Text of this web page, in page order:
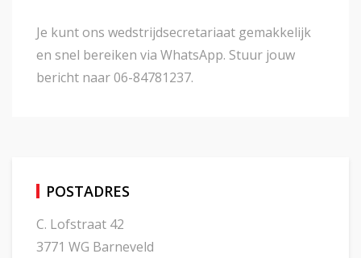
Je kunt ons wedstrijdsecretariaat gemakkelijk
en snel bereiken via WhatsApp. Stuur jouw
bericht naar 06-84781237.
POSTADRES
C. Lofstraat 42
3771 WG Barneveld